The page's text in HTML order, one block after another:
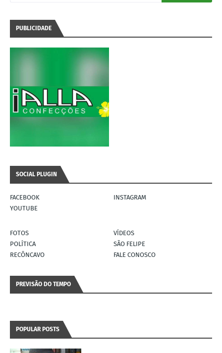
PUBLICIDADE
SOCIAL PLUGIN
FACEBOOK
INSTAGRAM
YOUTUBE
FOTOS
VÍDEOS
POLÍTICA
SÃO FELIPE
RECÔNCAVO
FALE CONOSCO
PREVISÃO DO TEMPO
POPULAR POSTS